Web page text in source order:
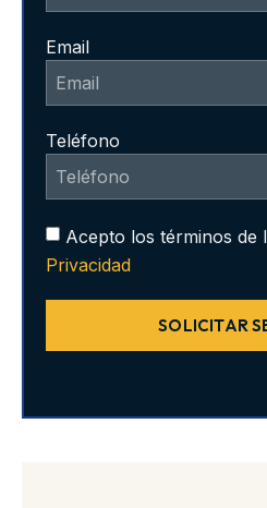
Email
Teléfono
Acepto los términos de
Privacidad
SOLICITAR